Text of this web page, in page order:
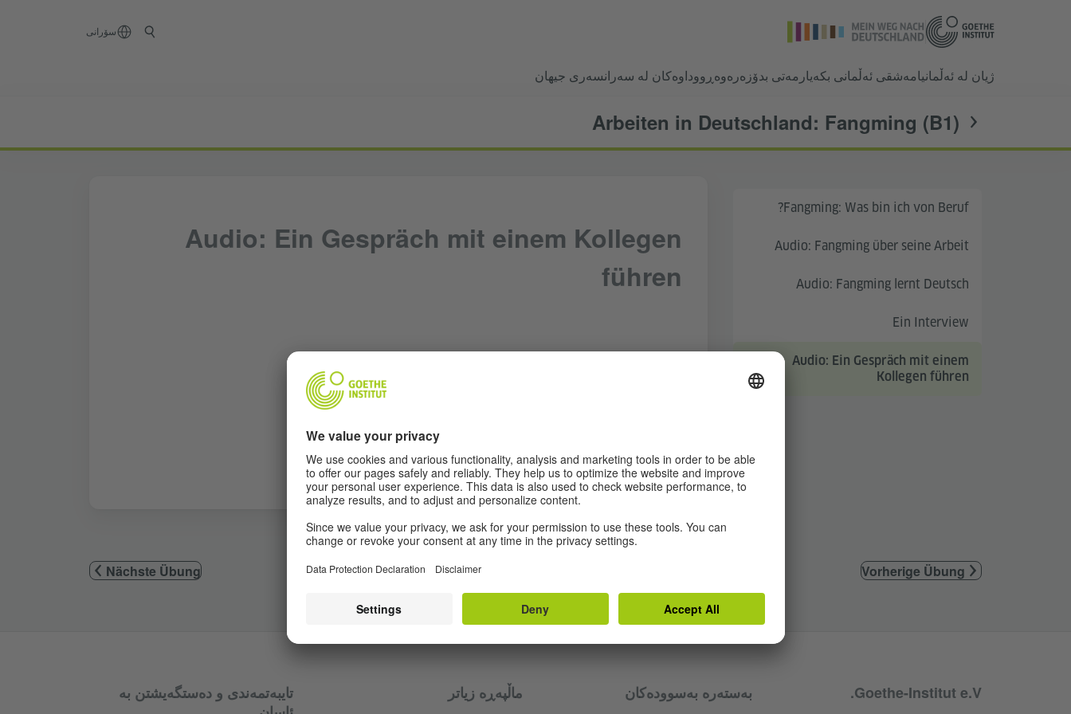
سۆرانی
ژیان لە ئەڵمانیامەشقی ئەڵمانی بکەیارمەتی بدۆزەرەوەڕووداوەکان لە سەرانسەری جیهان
Arbeiten in Deutschland: Fangming (B1)
Fangming: Was bin ich von Beruf?
Audio: Fangming über seine Arbeit
Audio: Fangming lernt Deutsch
Ein Interview
Audio: Ein Gespräch mit einem
Kollegen führen
Audio: Ein Gespräch mit einem Kollegen
führen
Vorherige Übung
Nächste Übung
Service- und Informationsbereich
Goethe-Institut e.V. بەستەرە بەسوودەکان ماڵپەڕە زیاتر
تایبەتمەندی و دەستگەیشتن بە